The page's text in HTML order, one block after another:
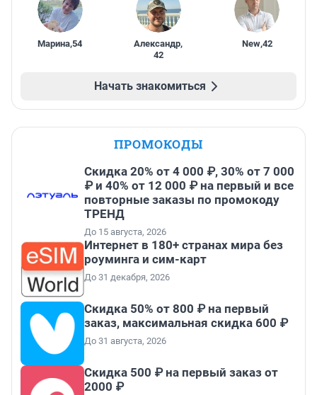
Марина,54 Александр,
42
New,42
Начать знакомиться
ПРОМОКОДЫ
Скидка 20% от 4 000 ₽, 30% от 7 000
₽ и 40% от 12 000 ₽ на первый и все
повторные заказы по промокоду
ТРЕНД
До 15 августа, 2026
Интернет в 180+ странах мира без
роуминга и сим-карт
До 31 декабря, 2026
Скидка 50% от 800 ₽ на первый
заказ, максимальная скидка 600 ₽
До 31 августа, 2026
Скидка 500 ₽ на первый заказ от
2000 ₽